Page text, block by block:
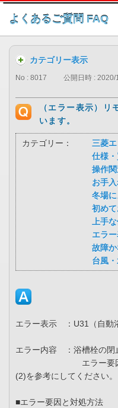
こ
よくあるご質問 FAQ
カテゴリー表示
No : 8017 公開日時 : 2020/
（エラー表示）リ
います。
カテゴリー：
三菱
仕様
操作
お手
冬場に
初め
上手
エラ
故障
台風
エラー表示 ：U31（自動
エラー内容 ：浴槽栓の閉
エラー要因と対処
(2)を参考にしてください。
■エラー要因と対処方法